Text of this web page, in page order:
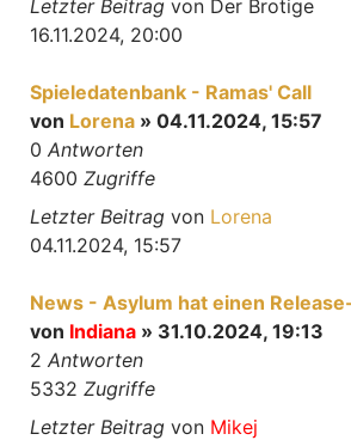
Letzter Beitrag von Der Brotige
16.11.2024, 20:00
Spieledatenbank - Ramas' Call
von Lorena » 04.11.2024, 15:57
0 Antworten
4600 Zugriffe
Letzter Beitrag von Lorena
04.11.2024, 15:57
News - Asylum hat einen
von Indiana » 31.10.2024, 19:13
2 Antworten
5332 Zugriffe
Letzter Beitrag von Mikej